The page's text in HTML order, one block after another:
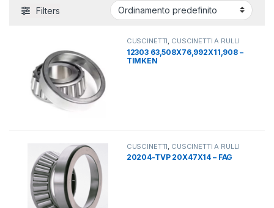
Filters
CUSCINETTI, CUSCINETTI A RULLI
12303 63,508X76,992X11,908 –
TIMKEN
CUSCINETTI CUSCINETTI A RULLI
20204-TVP 20X47X14 – FAG